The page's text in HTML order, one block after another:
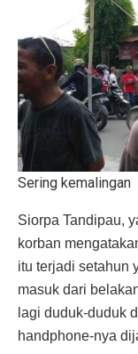
Sering kemalingan
Siorpa Tandipau,
korban
itu terjadi setahun
masuk dari
lagi duduk-duduk
handphone-nya